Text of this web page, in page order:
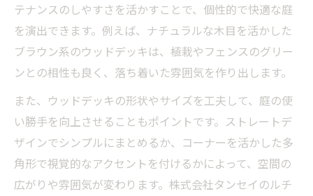
テナンスのしやすさを活かすことで、個性的で快適な庭
を演出できます。例えば、ナチュラルな木目を活かした
ブラウン系のウッドデッキは、植栽やフェンスのグリー
ンとの相性も良く、落ち着いた雰囲気を作り出します。
また、ウッドデッキの形状やサイズを工夫して、庭の使
い勝手を向上させることもポイントです。ストレートデ
ザインでシンプルにまとめるか、コーナーを活かした多
角形で視覚的なアクセントを付けるかによって、空間の
広がりや雰囲気が変わります。株式会社タンセイのルチ